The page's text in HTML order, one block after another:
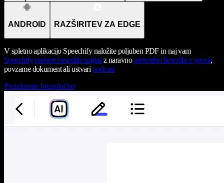
ANDROID RAZŠIRITEV ZA EDGE
V spletno aplikacijo Speechify naložite poljuben PDF in naj vam
Speechify prebere besedilo naglasz naravnopretvorbo besedila v govor,
povzame dokument ali ustvari podcast
Preizkusite brezplačno